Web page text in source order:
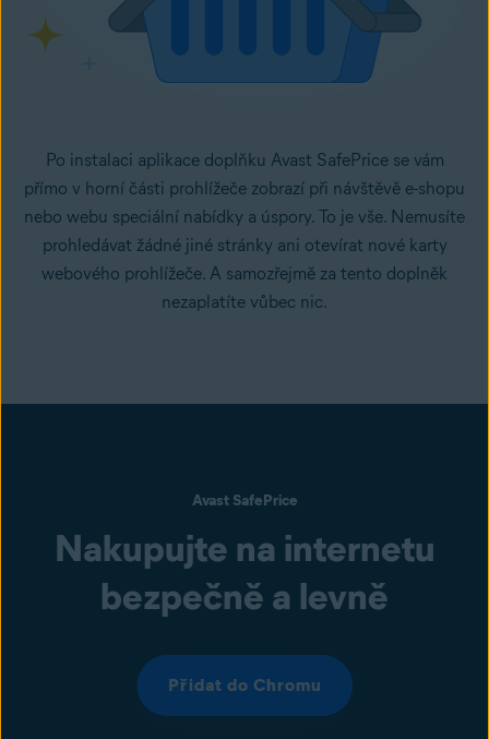
Po instalaci aplikace doplňku Avast SafePrice se vám
přímo v horní části prohlížeče zobrazí při návštěvě e-shopu
nebo webu speciální nabídky a úspory. To je vše. Nemusíte
prohledávat žádné jiné stránky ani otevírat nové karty
webového prohlížeče. A samozřejmě za tento doplněk
nezaplatíte vůbec nic.
Avast SafePrice
Nakupujte na internetu
bezpečně a levně
Přidat do Chromu